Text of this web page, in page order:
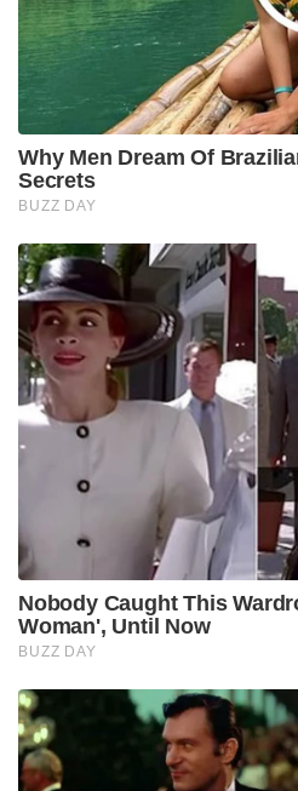
Why Men Dream Of
Secrets
BUZZ DAY
Nobody Caught This
Woman', Until Now
BUZZ DAY